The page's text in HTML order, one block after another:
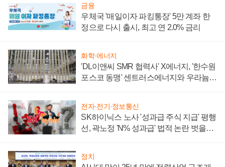
금융
우체국 '매일이자 파킹통장' 5만 계좌 한
정으로 다시 출시, 최고 연 2.0% 금리
화학·에너지
'DL이앤씨 SMR 협력사' X에너지, '한수원
포스코 동맹' 센트러스에너지와 우라늄
전자·전기·정보통신
SK하이닉스 노사 '성과급 주식 지급' 평행
선, 곽노정 'N% 성과급' 법적 논란 벗을지
정치